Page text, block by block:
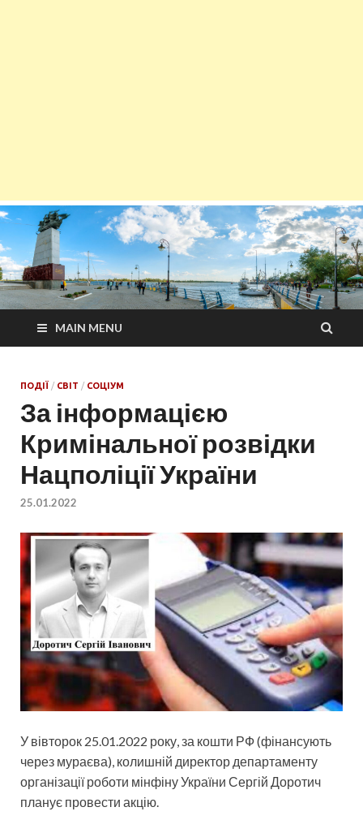
MAIN MENU
ПОДІЇ / СВІТ / СОЦІУМ
За інформацією
Кримінальної розвідки
Нацполіції України
25.01.2022
У вівторок 25.01.2022 року, за кошти РФ (фінансують
через мураєва), колишній директор департаменту
організації роботи мінфіну України Сергій Доротич
планує провести акцію.